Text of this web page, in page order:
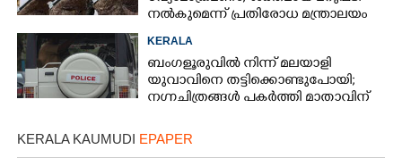
നൽകുമെന്ന് പ്രതിരോധ മന്ത്രാലയം
KERALA
ബംഗളൂരുവിൽ നിന്ന് മലയാളി
യുവാവിനെ തട്ടിക്കൊണ്ടുപോയി;
നഗ്നചിത്രങ്ങൾ പകർത്തി മാതാവിന്
KERALA KAUMUDI EPAPER